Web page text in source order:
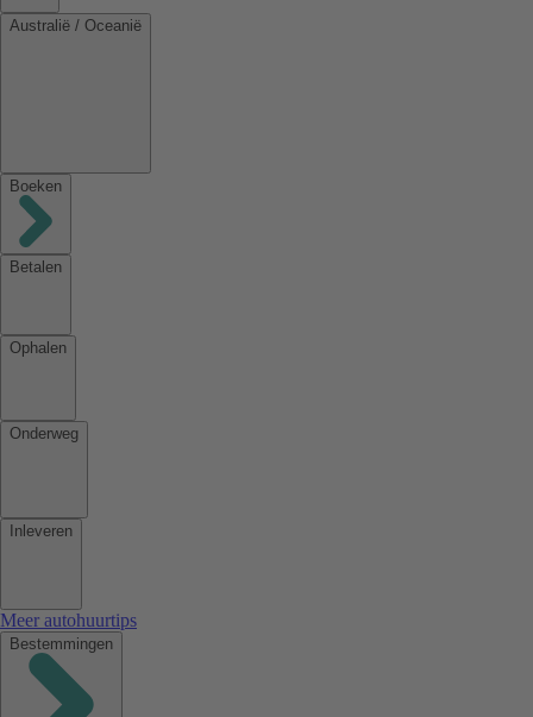
Australië / Oceanië
Boeken
Betalen
Ophalen
Onderweg
Inleveren
Meer autohuurtips
Bestemmingen